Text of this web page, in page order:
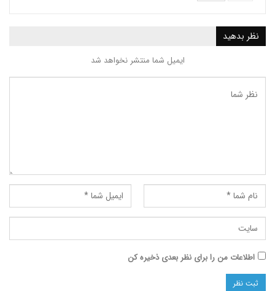
ایمیل شما منتشر نخواهد شد
من را برای نظر بعدی ذخیره کن